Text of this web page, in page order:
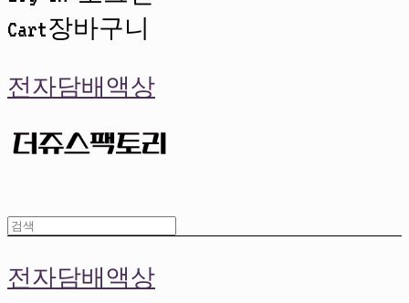
Cart장바구니
전자담배액상
전자담배액상